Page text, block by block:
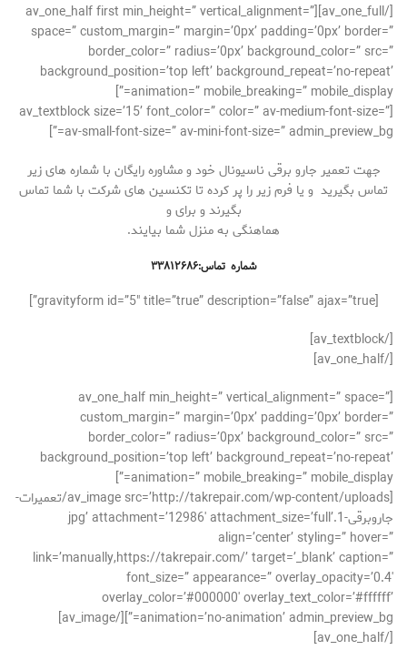
[/av_one_full][av_one_half first min_height=” vertical_alignment=”
space=” custom_margin=” margin=’0px’ padding=’0px’ border=”
border_color=” radius=’0px’ background_color=” src=”
background_position=’top left’ background_repeat=’no-repeat’
animation=” mobile_breaking=” mobile_display=”]
[av_textblock size=’15’ font_color=” color=” av-medium-font-size=”
av-small-font-size=” av-mini-font-size=” admin_preview_bg=”]
جهت تعمیر جارو برقی ناسیونال خود و مشاوره رایگان با شماره های زیر
تماس بگیرید و یا فرم زیر را پر کرده تا تکنسین های شرکت با شما تماس
بگیرند و برای و
هماهنگی به منزل شما بیایند.
شماره تماس:۳۳۸۱۲۶۸۶
[gravityform id=”5″ title=”true” description=”false” ajax=”true”]
[/av_textblock]
[/av_one_half]
[av_one_half min_height=” vertical_alignment=” space=”
custom_margin=” margin=’0px’ padding=’0px’ border=”
border_color=” radius=’0px’ background_color=” src=”
background_position=’top left’ background_repeat=’no-repeat’
animation=” mobile_breaking=” mobile_display=”]
[av_image src=’http://takrepair.com/wp-content/uploads/تعمیرات-
جاروبرقی-1.jpg’ attachment=’12986′ attachment_size=’full’
align=’center’ styling=” hover=”
link=’manually,https://takrepair.com/’ target=’_blank’ caption=”
font_size=” appearance=” overlay_opacity=’0.4′
overlay_color=’#000000′ overlay_text_color=’#ffffff’
animation=’no-animation’ admin_preview_bg=”][/av_image]
[/av_one_half]